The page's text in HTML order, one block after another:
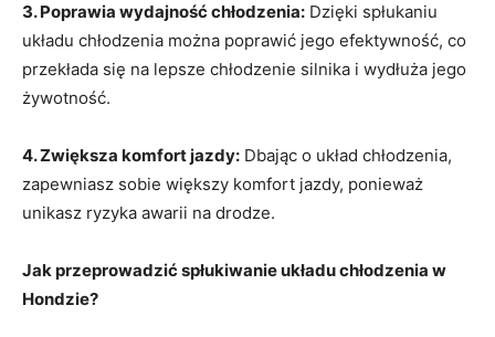
3. Poprawia wydajność chłodzenia: Dzięki spłukaniu
układu chłodzenia można poprawić​ jego efektywność,⁤ co
przekłada się⁢ na‍ lepsze chłodzenie silnika i wydłuża jego‌
żywotność.
4. Zwiększa komfort jazdy: Dbając o układ chłodzenia,
zapewniasz ‍sobie większy komfort jazdy, ponieważ
unikasz ryzyka awarii na drodze.
Jak przeprowadzić spłukiwanie ⁤układu chłodzenia w
Hondzie?